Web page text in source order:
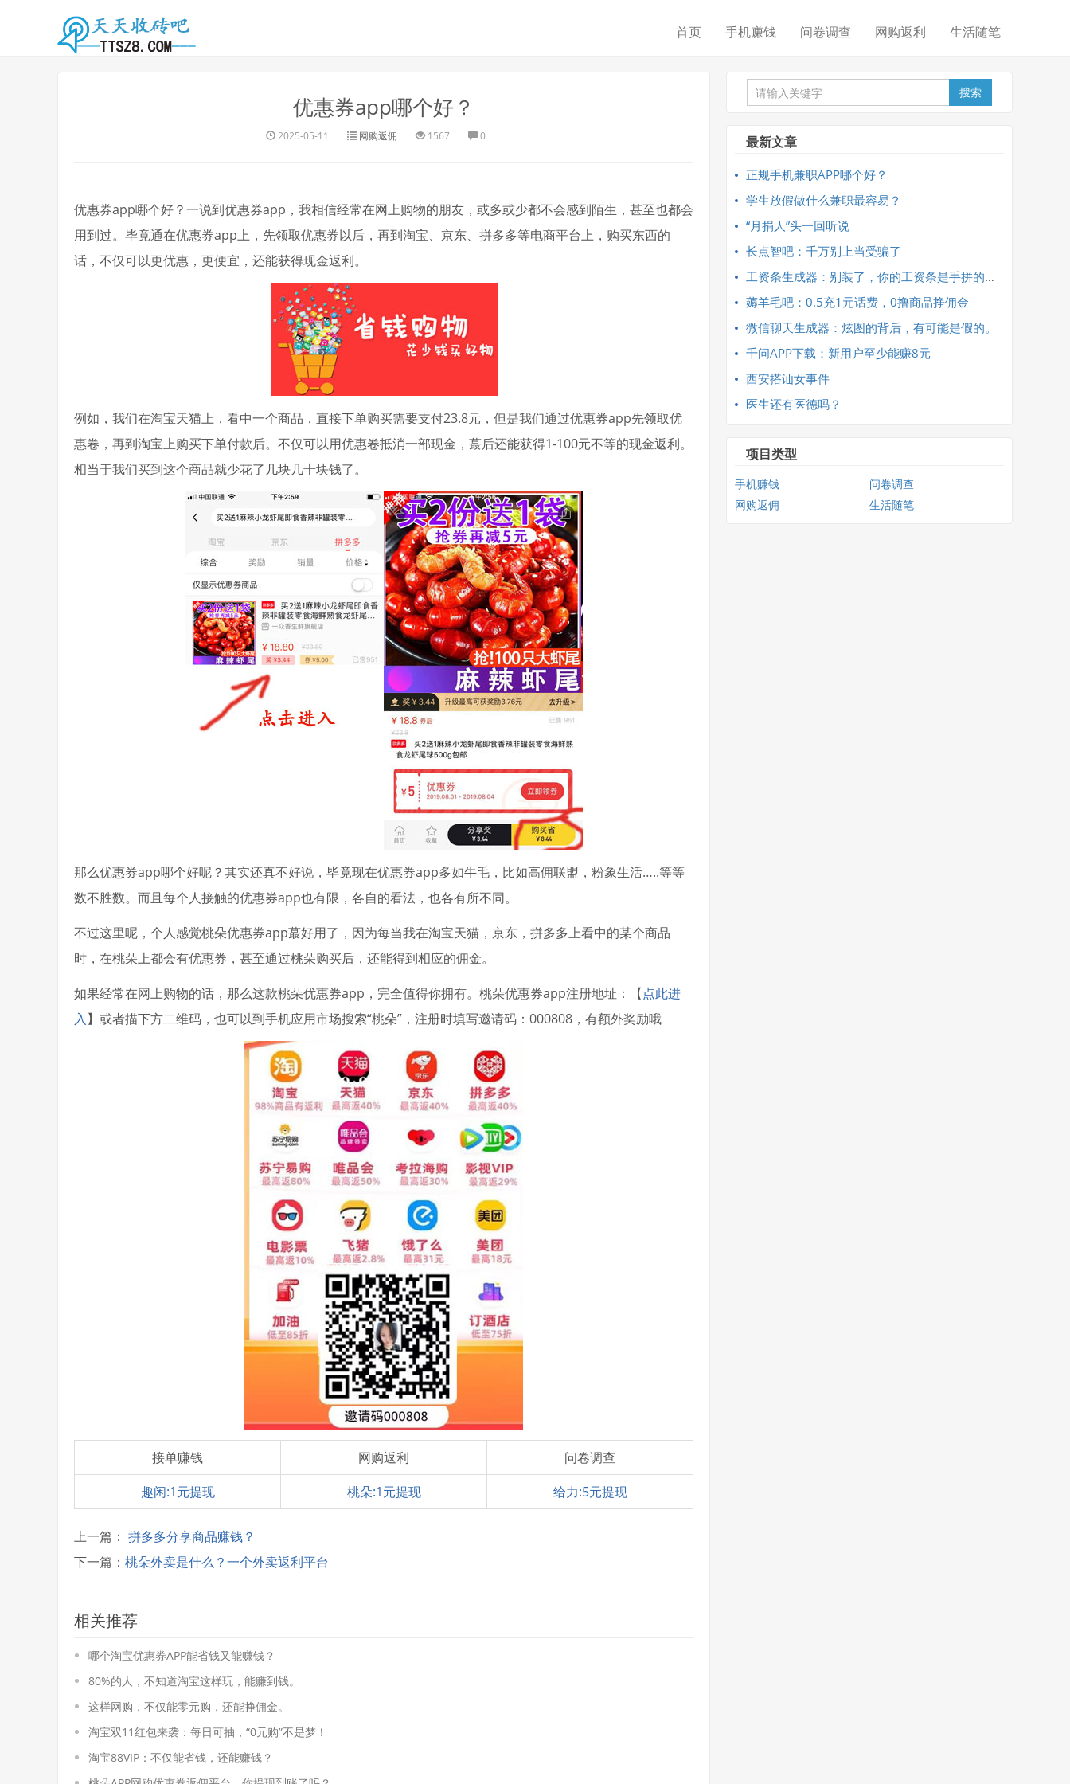
首页 手机赚钱 问卷调查 网购返利 生活随笔
优惠券app哪个好？
2025-05-11 网购返佣 1567 0
优惠券app哪个好？一说到优惠券app，我相信经常在网上购物的朋友，或多或少都不会感到陌生，甚至也都会
用到过。毕竟通在优惠券app上，先领取优惠券以后，再到淘宝、京东、拼多多等电商平台上，购买东西的
话，不仅可以更优惠，更便宜，还能获得现金返利。
例如，我们在淘宝天猫上，看中一个商品，直接下单购买需要支付23.8元，但是我们通过优惠券app先领取优
惠卷，再到淘宝上购买下单付款后。不仅可以用优惠卷抵消一部现金，蕞后还能获得1-100元不等的现金返利。
相当于我们买到这个商品就少花了几块几十块钱了。
那么优惠券app哪个好呢？其实还真不好说，毕竟现在优惠券app多如牛毛，比如高佣联盟，粉象生活…..等等
数不胜数。而且每个人接触的优惠券app也有限，各自的看法，也各有所不同。
不过这里呢，个人感觉桃朵优惠券app蕞好用了，因为每当我在淘宝天猫，京东，拼多多上看中的某个商品
时，在桃朵上都会有优惠券，甚至通过桃朵购买后，还能得到相应的佣金。
如果经常在网上购物的话，那么这款桃朵优惠券app，完全值得你拥有。桃朵优惠券app注册地址：【点此进
入】或者描下方二维码，也可以到手机应用市场搜索“桃朵”，注册时填写邀请码：000808，有额外奖励哦
接单赚钱 网购返利
问卷调查
趣闲:1元提现
桃朵:1元提现 给力:5元提现
上一篇： 拼多多分享商品赚钱？
下一篇： 桃朵外卖是什么？一个外卖返利平台
相关推荐
哪个淘宝优惠券APP能省钱又能赚钱？
80%的人，不知道淘宝这样玩，能赚到钱。
这样网购，不仅能零元购，还能挣佣金。
淘宝双11红包来袭：每日可抽，“0元购”不是梦！
淘宝88VIP：不仅能省钱，还能赚钱？
搜索
最新文章
正规手机兼职APP哪个好？
学生放假做什么兼职最容易？
“月捐人”头一回听说
长点智吧：千万别上当受骗了
工资条生成器：别装了，你的工资条是手拼的吧？
薅羊毛吧：0.5充1元话费，0撸商品挣佣金
微信聊天生成器：炫图的背后，有可能是假的。
千问APP下载：新用户至少能赚8元
西安搭讪女事件
医生还有医德吗？
项目类型
手机赚钱
问卷调查
网购返佣
生活随笔